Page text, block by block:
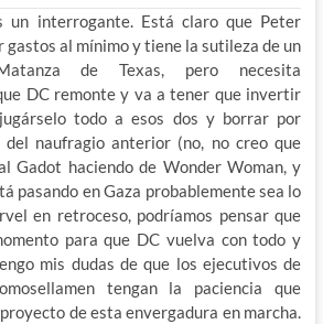
un interrogante. Está claro que Peter
gastos al mínimo y tiene la sutileza de un
de Texas, pero necesita
DC remonte y va a tener que invertir
todo a esos dos y borrar por
naufragio anterior (no, no creo que
Gadot haciendo de Wonder Woman, y
pasando en Gaza probablemente sea lo
en retroceso, podríamos pensar que
para que DC vuelva con todo y
mis dudas de que los ejecutivos de
tengan la paciencia que
de esta envergadura en marcha.